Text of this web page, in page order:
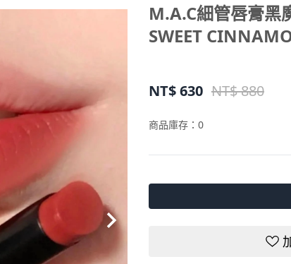
M.A.C細管唇膏黑
SWEET
NT$630 NT$ 880
商品庫存： 0